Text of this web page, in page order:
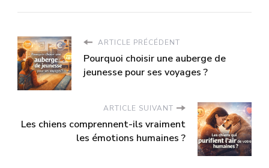
ARTICLE PRÉCÉDENT
Pourquoi choisir une auberge de
jeunesse pour ses voyages ?
ARTICLE SUIVANT
Les chiens comprennent-ils vraiment
les émotions humaines ?